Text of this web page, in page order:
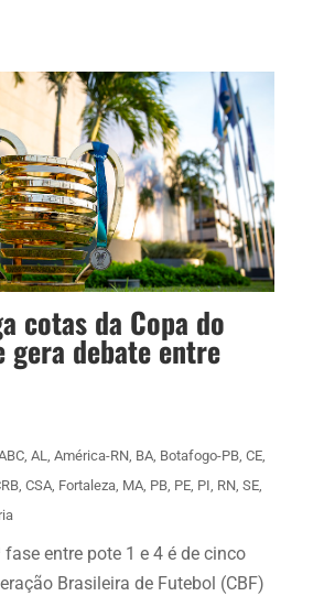
cotas da Copa do
gera debate entre
, AL, América-RN, BA, Botafogo-PB, CE,
, CSA, Fortaleza, MA, PB, PE, PI, RN, SE,
fase entre pote 1 e 4 é de cinco
Brasileira de Futebol (CBF)